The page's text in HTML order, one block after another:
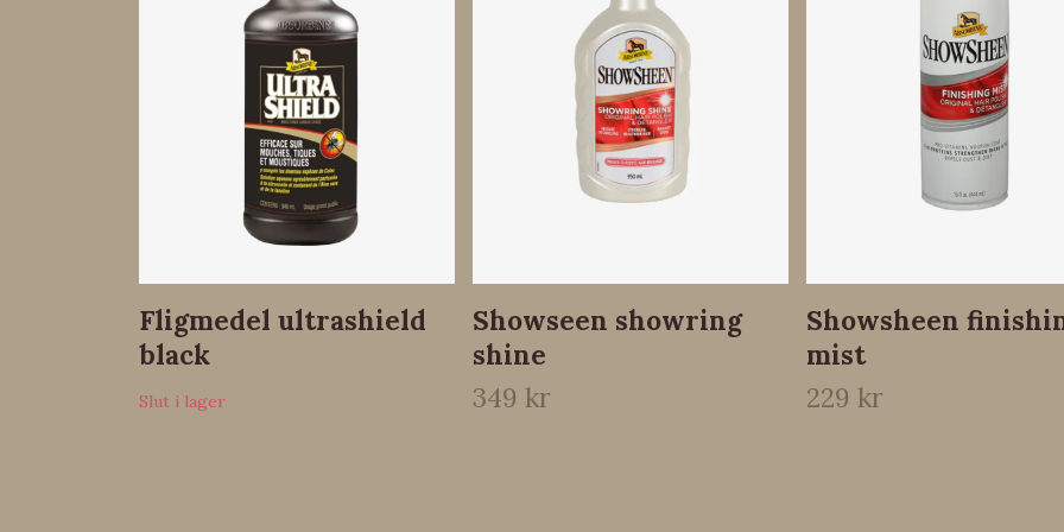
Fligmedel ultrashield
black
Slut i lager
Showseen showring
shine
349 kr
Showsheen
mist
229 kr